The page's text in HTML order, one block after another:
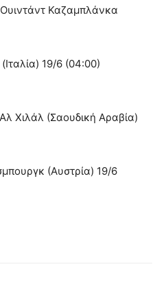
Καζαμπλάνκα
19/6 (04:00)
Χιλάλ (Σαουδική Αραβία)
(Αυστρία) 19/6